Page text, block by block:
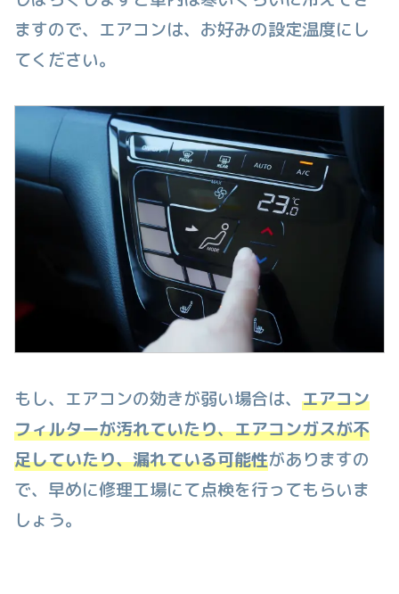
ますので、エアコンは、お好みの設定温度にし
てください。
もし、エアコンの効きが弱い場合は、 エアコン
フィルターが汚れていたり、エアコンガスが不
足していたり、漏れている可能性がありますの
で、早めに修理工場にて点検を行ってもらいま
しょう。